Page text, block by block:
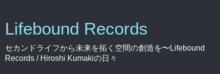
Lifebound Records
セカンドライフから未来を拓く空間の創造を〜Lifebound
Records / Hiroshi Kumakiの日々